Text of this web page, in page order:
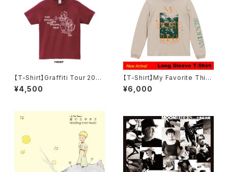
【T-Shirt】Graffiti Tour 2025
T-Shirt【Burgundy】
¥4,500
【T-Shirt】My Favorite Thin
gs ロングスリーブTシャツ
¥6,000